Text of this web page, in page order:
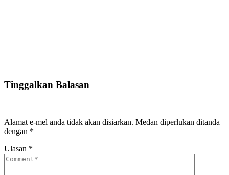
Tinggalkan Balasan
Alamat e-mel anda tidak akan disiarkan. Medan diperlukan ditanda
dengan *
Ulasan *